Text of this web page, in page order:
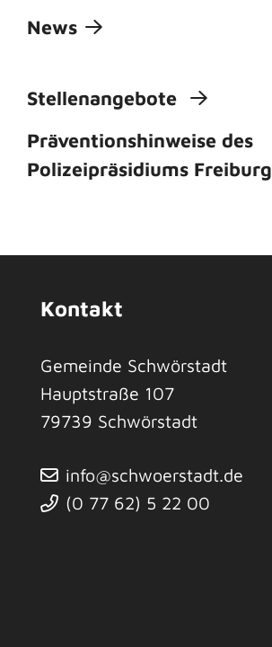
News
Stellenangebote
Präventionshinweise des
Polizeipräsidiums Freiburg
Kontakt
Gemeinde Schwörstadt
Hauptstraße 107
79739 Schwörstadt
info@schwoerstadt.de
(0 77 62) 5 22 00